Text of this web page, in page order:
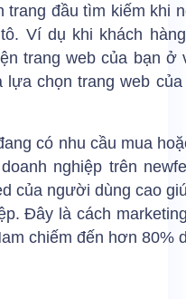
trang đầu tìm kiếm khi
Ví dụ khi khách
trang web của bạn ở
chọn trang web của
có nhu cầu mua
nghiệp trên
của người dùng cao
Đây là cách
chiếm đến hơn 80%